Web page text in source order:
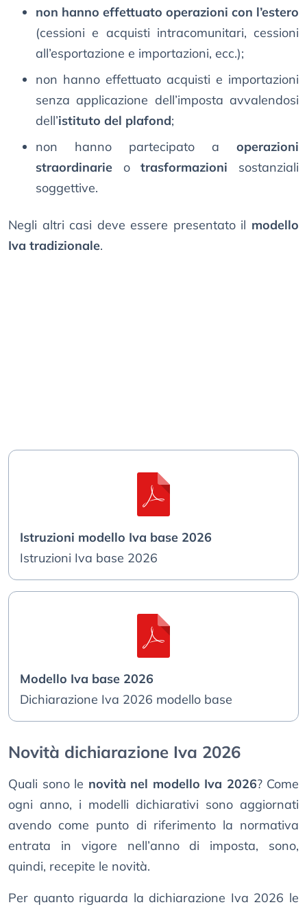
non hanno effettuato operazioni con l’estero
(cessioni e acquisti intracomunitari, cessioni
all’esportazione e importazioni, ecc.);
non hanno effettuato acquisti e importazioni
senza applicazione dell’imposta avvalendosi
dell’istituto del plafond;
non hanno partecipato a operazioni
straordinarie otrasformazioni sostanziali
soggettive.
Negli altri casi deve essere presentato il modello
Iva tradizionale.
Istruzioni modello Iva base 2026
Istruzioni Iva base 2026
Modello Iva base 2026
Dichiarazione Iva 2026 modello base
Novità dichiarazione Iva 2026
Quali sono le novità nel modello Iva 2026? Come
ogni anno, i modelli dichiarativi sono aggiornati
avendo come punto di riferimento la normativa
entrata in vigore nell’anno di imposta, sono,
quindi, recepite le novità.
Per quanto riguarda la dichiarazione Iva 2026 le